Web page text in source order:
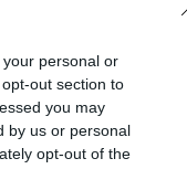
personal or
out section to
you may
by us or personal
opt-out of the
akik új
vonz magára,